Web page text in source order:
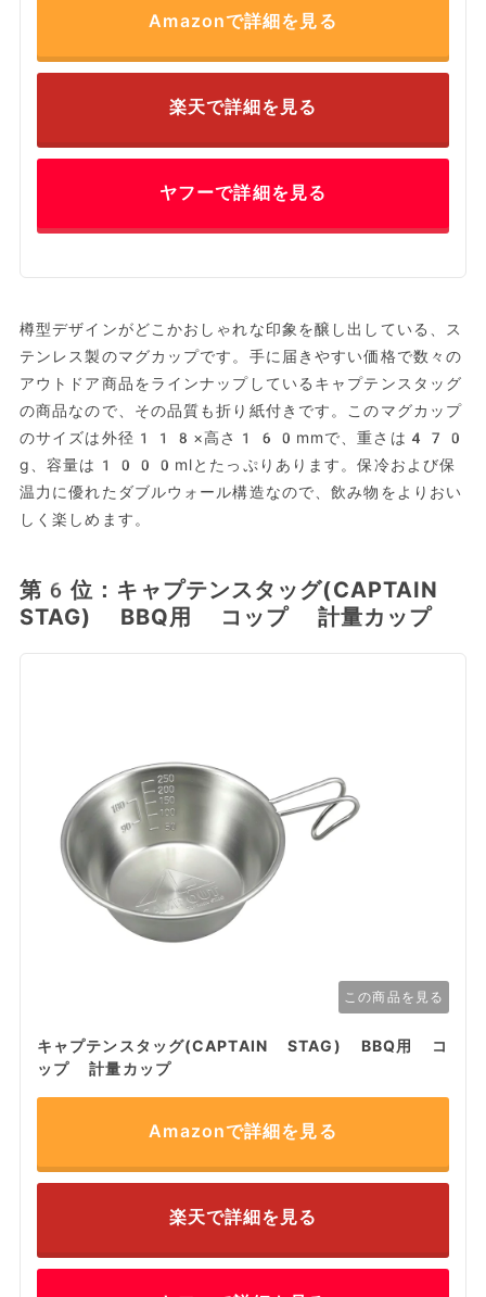
Amazonで詳細を見る
楽天で詳細を見る
ヤフーで詳細を見る
樽型デザインがどこかおしゃれな印象を醸し出している、ス
テンレス製のマグカップです。手に届きやすい価格で数々の
アウトドア商品をラインナップしているキャプテンスタッグ
の商品なので、その品質も折り紙付きです。このマグカップ
のサイズは外径118×高さ160mmで、重さは470
g、容量は1000mlとたっぷりあります。保冷および保
温力に優れたダブルウォール構造なので、飲み物をよりおい
しく楽しめます。
第6位：キャプテンスタッグ(CAPTAIN
STAG) BBQ用 コップ 計量カップ
この商品を見る
キャプテンスタッグ(CAPTAIN STAG) BBQ用 コ
ップ 計量カップ
Amazonで詳細を見る
楽天で詳細を見る